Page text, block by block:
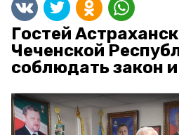
Гостей
Чеченской
соблюдать закон